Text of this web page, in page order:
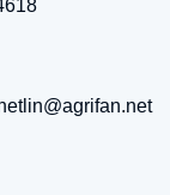
lin@agrifan.net